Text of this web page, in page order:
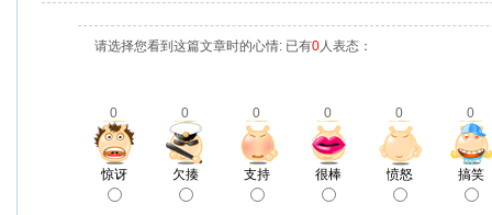
请选择您看到这篇文章时的心情: 已有0人表态：
0 0 0 0 0 0
惊讶 欠揍 支持 很棒 愤怒 搞笑